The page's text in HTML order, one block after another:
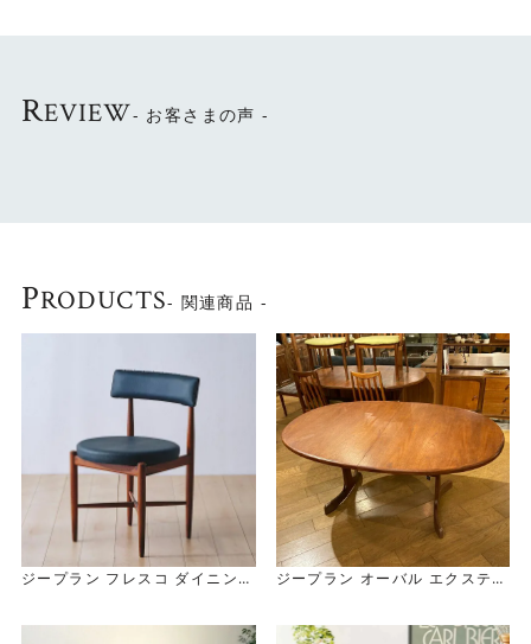
ジープランを代表するハイバックタイプのチェアです。
長時間使用しても疲れることなく、快適なくつろぎの時間
を演出してくれます。
デザイン性に優れ、英国のミッドセンチュリーを象徴する
プロダクトとして
根強い人気のG-PLAN。北欧系デザインの家具シリーズ
「G-PLAN」は、
英国の家具メーカー・E..GOMME社のブランド名です。
英国で初めてスカンジナビアンスタイル（北欧デザイン）
を取り入れ
1953年からスタートしたこのシリーズは、1960年にかけ
て英国で大流行しました。
REVIEW- お客さまの声 -
PRODUCTS- 関連商品 -
ジープラン フレスコ ダイニング
G-Plan Fresco Dining Chair
ジープラン オーバル エクステン
G-Plan Oval EX Table / 2Leg